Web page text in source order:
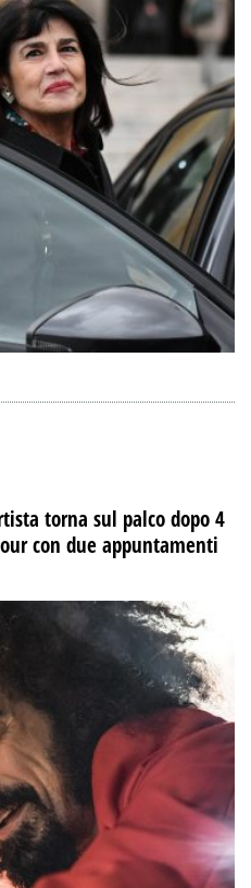
torna sul palco dopo 4
con due appuntamenti